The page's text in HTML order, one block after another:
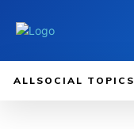
ALLSOCIAL TOPICS